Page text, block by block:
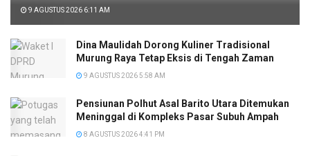
9 AGUSTUS 2026 6:11 AM
Dina Maulidah Dorong Kuliner Tradisional
Murung Raya Tetap Eksis di Tengah Zaman
9 AGUSTUS 2026 5:58 AM
Pensiunan Polhut Asal Barito Utara Ditemukan
Meninggal di Kompleks Pasar Subuh Ampah
8 AGUSTUS 2026 4:41 PM